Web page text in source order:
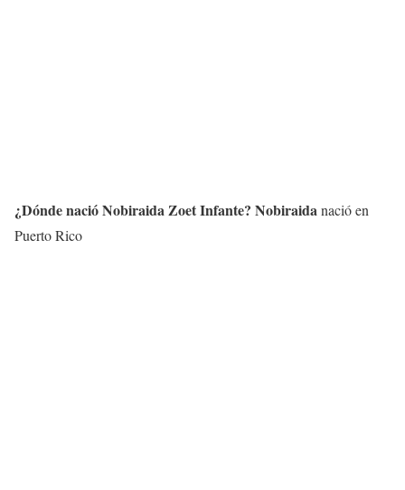
¿Dónde nacióNobiraida Zoet Infante? Nobiraidanació en
Puerto Rico